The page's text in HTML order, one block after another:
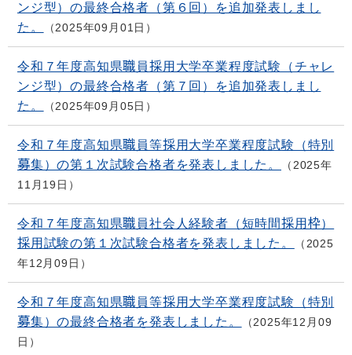
ンジ型）の最終合格者（第６回）を追加発表しまし
た。
2025年09月01日
令和７年度高知県職員採用大学卒業程度試験（チャレ
ンジ型）の最終合格者（第７回）を追加発表しまし
た。
2025年09月05日
令和７年度高知県職員等採用大学卒業程度試験（特別
募集）の第１次試験合格者を発表しました。
2025年
11月19日
令和７年度高知県職員社会人経験者（短時間採用枠）
採用試験の第１次試験合格者を発表しました。
2025
年12月09日
令和７年度高知県職員等採用大学卒業程度試験（特別
募集）の最終合格者を発表しました。
2025年12月09
日